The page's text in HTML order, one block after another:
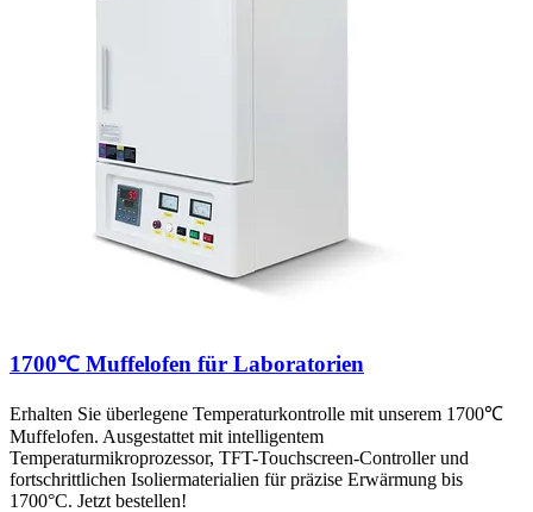
1700℃ Muffelofen für Laboratorien
Erhalten Sie überlegene Temperaturkontrolle mit unserem 1700℃
Muffelofen. Ausgestattet mit intelligentem
Temperaturmikroprozessor, TFT-Touchscreen-Controller und
fortschrittlichen Isoliermaterialien für präzise Erwärmung bis
1700°C. Jetzt bestellen!